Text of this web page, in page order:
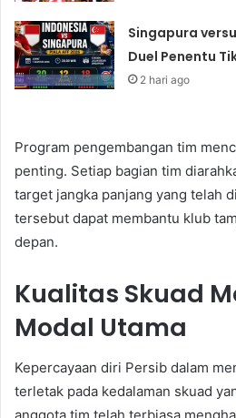
Singapura
Duel Penentu
2 hari ago
Program pengembangan tim
penting. Setiap bagian tim
target jangka panjang yang telah
tersebut dapat membantu klub
depan.
Kualitas Skuad
Modal Utama
Kepercayaan diri Persib dalam
terletak pada kedalaman skuad